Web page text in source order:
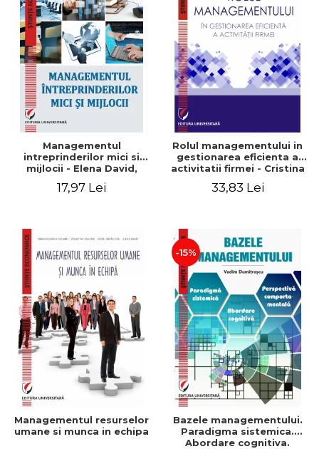
Managementul
intreprinderilor mici si
mijlocii - Elena David,
Roxana Carmen Ionescu,
17,97 Lei
Rolul managementului in
gestionarea eficienta a
activitatii firmei - Cristina
Gabriel Nastase, Mihaela-
33,83 Lei
Managementul resurselor
umane si munca in echipa
-15%
Bazele managementului.
Paradigma sistemica.
Abordare cognitiva.